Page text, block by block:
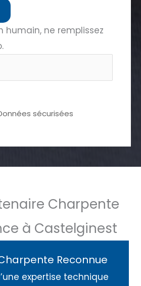
humain, ne remplissez
sécurisées
Charpente
à Castelginest
Reconnue
expertise technique